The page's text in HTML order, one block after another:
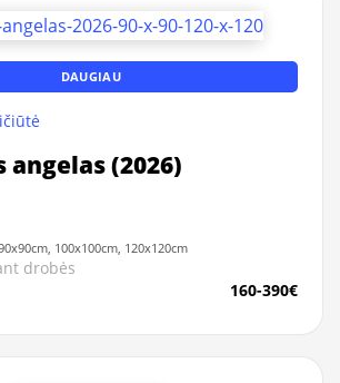
DAUGIAU
angelas (2026)
100x100cm, 120x120cm
drobės
160-390€